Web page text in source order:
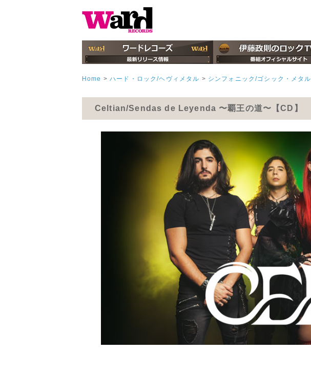
Home > ハード・ロック/ヘヴィメタル > シンフォニック/ゴシック・メタル
Celtian/Sendas de Leyenda 〜覇王の道〜【CD】